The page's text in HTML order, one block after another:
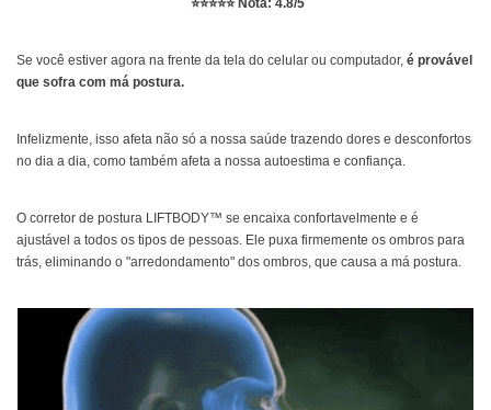
⭐⭐⭐⭐⭐ Nota: 4.8/5
Se você estiver agora na frente da tela do celular ou computador, é provável
que sofra com má postura.
Infelizmente, isso afeta não só a nossa saúde trazendo dores e desconfortos
no dia a dia, como também afeta a nossa autoestima e confiança.
O corretor de postura LIFTBODY™ se encaixa confortavelmente e é
ajustável a todos os tipos de pessoas. Ele puxa firmemente os ombros para
trás, eliminando o "arredondamento" dos ombros, que causa a má postura.